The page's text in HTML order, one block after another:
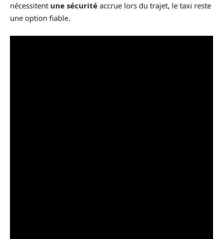
nécessitent une sécurité accrue lors du trajet, le taxi reste
une option fiable.